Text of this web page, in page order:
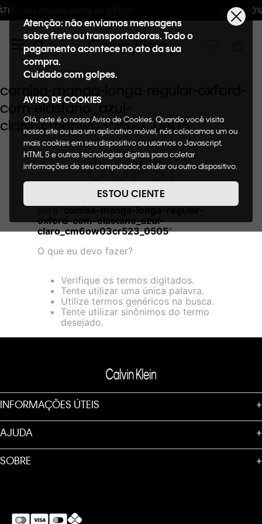
Ganhe 10% de GIFTBACK em todas as
Atenção: não enviamos mensagens
sobre frete ou transportadoras. Todo o
pagamento acontece no ato da sua
compra.
Cuidado com golpes.
AVISO DE COOKIES
Olá, este é o nosso Aviso de Cookies. Quando você visita
nosso site ou usa um aplicativo móvel, nós colocamos um ou
mais cookies em seu dispositivo ou usamos o Javascript,
HTML 5 e outras tecnologias digitais para coletar
informações de seu computador, celular ou outro dispositivo.
de cookies, informaremos quais cookies usaremos e quais
suas funções. A forma como processamos os dados
nosso Aviso de Privacidade. Quando você visita nosso site,
consideraremos isso como sua solicitação específica para
fornecer a você toda a funcionalidade do site, incluindo,
entre outros, a capacidade de comprar um item em nossa
Cookies acesse o link.
ESTOU CIENTE
camisa-manga-longa-regular-oxford-
com-elastano_azul-
claro_cm6ow03cr523_0505
OOPS!
Não encontramos nenhum resultado
oxford-com-elastano_azul-
claro_cm6ow03cr523_0505"
O que eu devo fazer?
Verifique os termos digitados.
Tente utilizar uma única palavra.
Utilize termos genéricos na busca.
Tente utilizar sinônimos do termo
desejado.
INFORMAÇÕES ÚTEIS +
AJUDA +
SOBRE +